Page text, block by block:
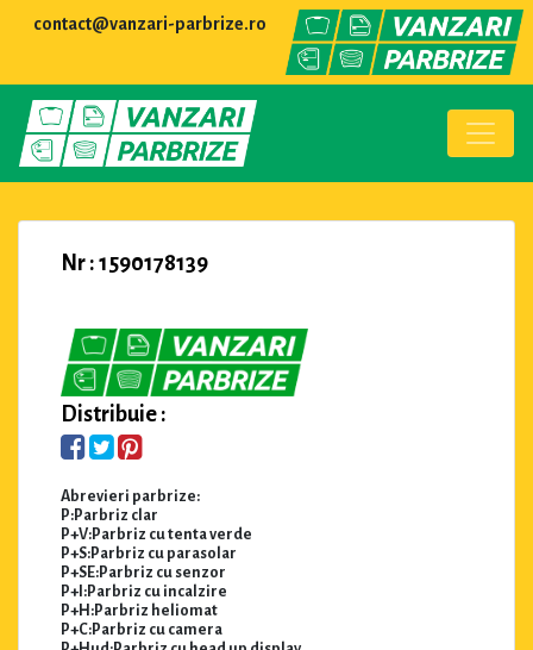
contact@vanzari-parbrize.ro
Nr : 1590178139
Distribuie :
Abrevieri parbrize:
P:Parbriz clar
P+V:Parbriz cu tenta verde
P+S:Parbriz cu parasolar
P+SE:Parbriz cu senzor
P+I:Parbriz cu incalzire
P+H:Parbriz heliomat
P+C:Parbriz cu camera